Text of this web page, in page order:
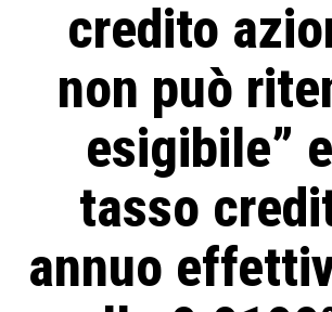
credito
non può
esigibile”
tasso
annuo